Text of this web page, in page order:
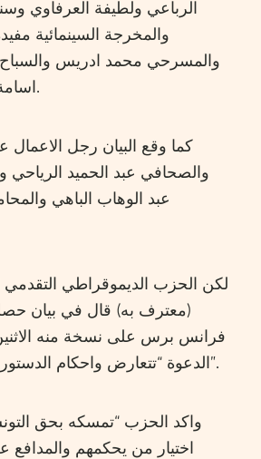
الرباعي ولطيفة العرفاوي
والمخرجة السينمائية
والمسرحي محمد ادريس والسباح
اسامة الملولي.
كما وقع البيان رجل الاعمال
والصحافي عبد الحميد الرياحي
عبد الوهاب الباهي
لكن الحزب الديموقراطي
(معترف به) قال في بيان
فرانس برس على نسخة منه
الدعوة “تتعارض واحكام الدستور التونسي”.
واكد الحزب “تمسكه بحق
اختيار من يحكمهم والمدافع